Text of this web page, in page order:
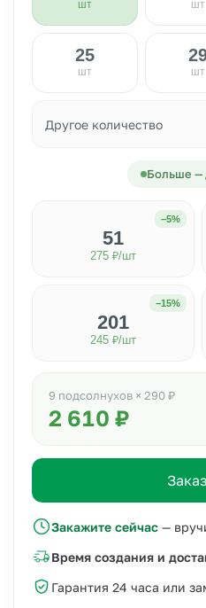
шт шт
25
шт шт
Другое количество
Больше —
−5%
51
275 ₽/шт
−15%
201
245 ₽/шт
9 подсолнухов × 290 ₽
2 610 ₽
Закажите сейчас —
Время создания и
Гарантия 24 часа или